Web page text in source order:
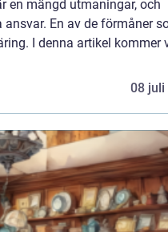
en mängd utmaningar, och
En av de förmåner
I denna artikel kommer
08 juli